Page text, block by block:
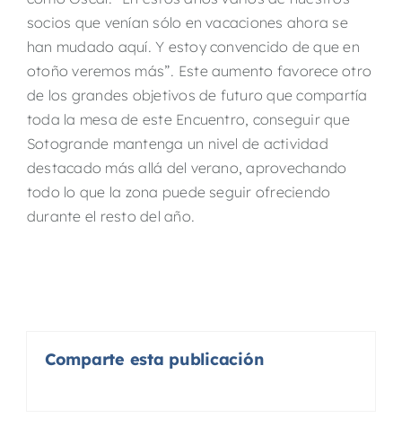
socios que venían sólo en vacaciones ahora se
han mudado aquí. Y estoy convencido de que en
otoño veremos más”. Este aumento favorece otro
de los grandes objetivos de futuro que compartía
toda la mesa de este Encuentro, conseguir que
Sotogrande mantenga un nivel de actividad
destacado más allá del verano, aprovechando
todo lo que la zona puede seguir ofreciendo
durante el resto del año.
Comparte esta publicación